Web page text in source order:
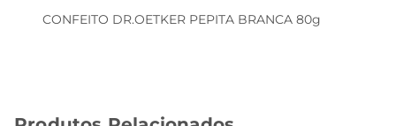
CONFEITO DR.OETKER PEPITA BRANCA 80g